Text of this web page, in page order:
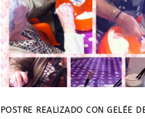
POSTRE REALIZADO CON GELÉE